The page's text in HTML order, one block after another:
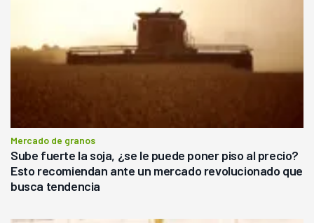
Mercado de granos
Sube fuerte la soja, ¿se le puede poner piso al precio?
Esto recomiendan ante un mercado revolucionado que
busca tendencia